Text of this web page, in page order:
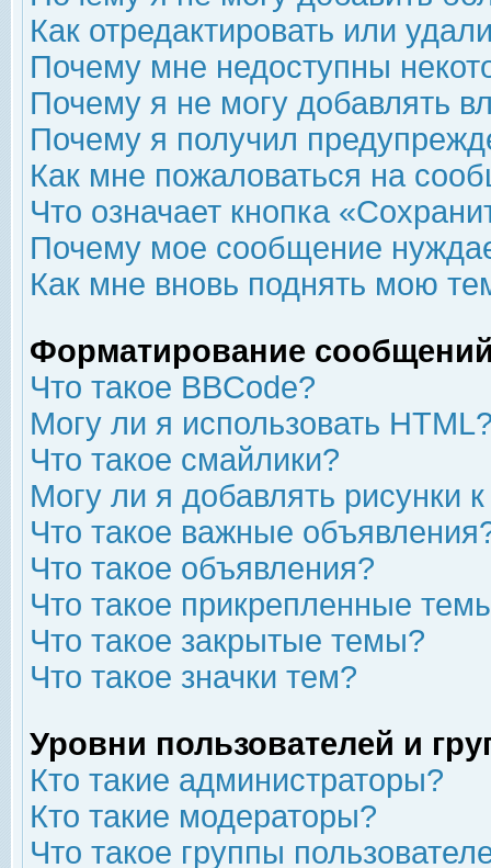
Как отредактировать или
Почему мне недоступны
Почему я не могу добавлять
Почему я получил
Как мне пожаловаться на
Что означает кнопка
Почему мое сообщение
Как мне вновь поднять мою
Форматирование
Что такое BBCode?
Могу ли я использовать
Что такое смайлики?
Могу ли я добавлять рисунки
Что такое важные
Что такое объявления?
Что такое прикрепленные
Что такое закрытые темы?
Что такое значки тем?
Уровни пользователей и
Кто такие администраторы?
Кто такие модераторы?
Что такое группы